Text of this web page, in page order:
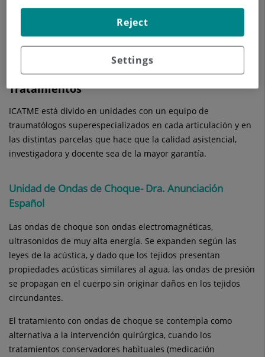
relacionados con el diagnóstico, tratamiento y rehabilitación
de todas las lesiones en el aparato locomotor.
Tratamientos
ICATME está divido en unidades con un equipo de
traumatólogos superespecializados en cada articulación y en
las distintas parcelas que hace que la calidad asistencial,
investigadora y docente sea de la mayor garantía.
Unidad de Ondas de Choque- Dra. Anunciación
Español
Las ondas de choque son ondas electromagnéticas,
ultrasonidos de muy alta energía. Se expanden según las
leyes de la acústica, y dado que los tejidos presentan
propiedades acústicas similares al agua, las ondas de presión
se propagan en el cuerpo sin originar daños en los tejidos
circundantes.
El tratamiento con ondas de choque se contempla como
alternativa a la intervención quirúrgica, cuando los
tratamientos conservadores habituales (medicación
Settings
Reject